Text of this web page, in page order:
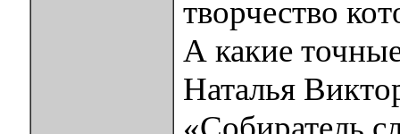
творчество
А какие
Наталья